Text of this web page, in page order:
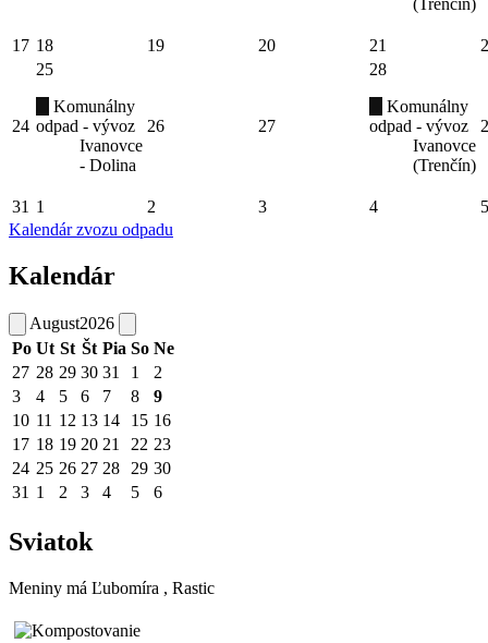
(Trenčín)
17 18 19 20 21
24
25
Komunálny
odpad - vývoz
Ivanovce
- Dolina
26 27
28
Komunálny
odpad - vývoz
Ivanovce
(Trenčín)
31 1 2 3 4
5
Kalendár zvozu odpadu
Kalendár
August2026
Po Ut St Št Pia So Ne
27 28 29 30 31 1
2
3
4 5 6 7 8
9
10 11 12 13 14 15 16
17 18 19 20 21 22 23
24 25 26 27 28 29 30
31 1 2 3 4 5 6
Sviatok
Meniny má Ľubomíra , Rastic